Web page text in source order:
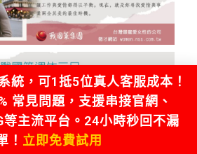
統，可1抵5位真人客服成本！
常見問題，支援串接官網、
等主流平台。24小時秒回不漏
！ 立即免費試用